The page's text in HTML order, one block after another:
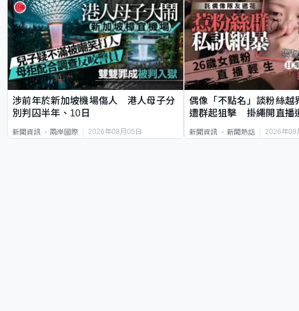
涉前年於新加坡機場傷人 港人母子分
別判囚半年、10日
新聞資訊 兩岸國際 2026年08月05日
偶像「不點名」談粉絲
遭群起狙擊 掛繩開直播
新聞資訊 新聞熱話 2026年08